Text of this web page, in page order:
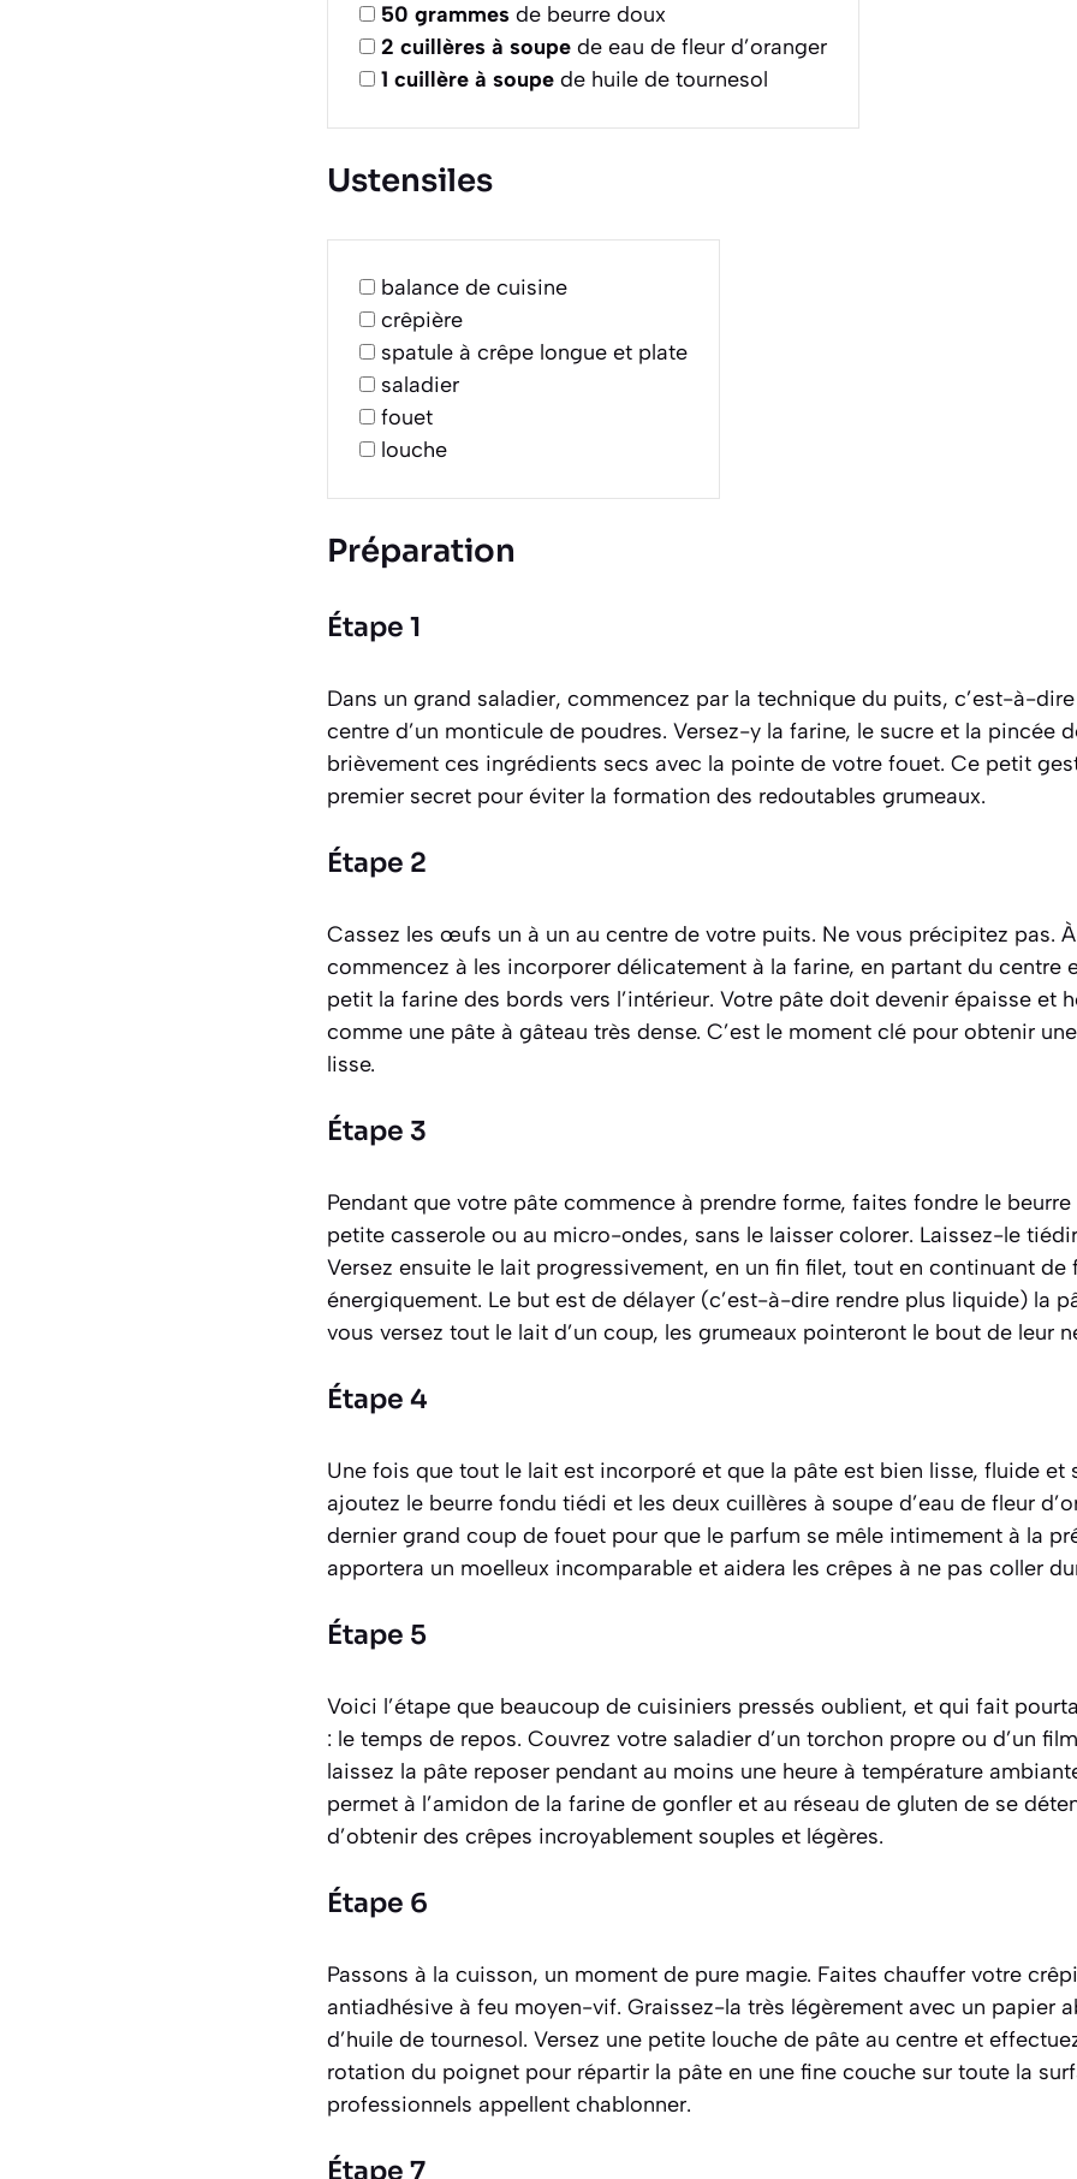
50 grammes de beurre doux
2 cuillères à soupe de eau de fleur d’oranger
1 cuillère à soupe de huile de tournesol
Ustensiles
balance de cuisine
crêpière
spatule à crêpe longue et plate
saladier
fouet
louche
Préparation
Étape 1
Dans un grand saladier, commencez par la technique du puits, c’est-à-
centre d’un monticule de poudres. Versez-y la farine, le sucre et la pincée
brièvement ces ingrédients secs avec la pointe de votre fouet. Ce petit
premier secret pour éviter la formation des redoutables grumeaux.
Étape 2
Cassez les œufs un à un au centre de votre puits. Ne vous précipitez pas.
commencez à les incorporer délicatement à la farine, en partant du centre
petit la farine des bords vers l’intérieur. Votre pâte doit devenir épaisse et
comme une pâte à gâteau très dense. C’est le moment clé pour obtenir
lisse.
Étape 3
Pendant que votre pâte commence à prendre forme, faites fondre le
petite casserole ou au micro-ondes, sans le laisser colorer. Laissez-le
Versez ensuite le lait progressivement, en un fin filet, tout en continuant de
énergiquement. Le but est de délayer (c’est-à-dire rendre plus liquide) la
vous versez tout le lait d’un coup, les grumeaux pointeront le bout de leur
Étape 4
Une fois que tout le lait est incorporé et que la pâte est bien lisse, fluide et
ajoutez le beurre fondu tiédi et les deux cuillères à soupe d’eau de fleur
dernier grand coup de fouet pour que le parfum se mêle intimement à la
apportera un moelleux incomparable et aidera les crêpes à ne pas coller
Étape 5
Voici l’étape que beaucoup de cuisiniers pressés oublient, et qui fait
: le temps de repos. Couvrez votre saladier d’un torchon propre ou d’un
laissez la pâte reposer pendant au moins une heure à température
permet à l’amidon de la farine de gonfler et au réseau de gluten de se
d’obtenir des crêpes incroyablement souples et légères.
Étape 6
Passons à la cuisson, un moment de pure magie. Faites chauffer votre
antiadhésive à feu moyen-vif. Graissez-la très légèrement avec un papier
d’huile de tournesol. Versez une petite louche de pâte au centre et
rotation du poignet pour répartir la pâte en une fine couche sur toute la
professionnels appellent chablonner.
Étape 7